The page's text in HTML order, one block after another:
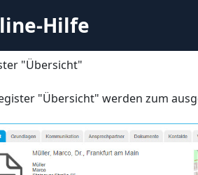
Hilfe
"Übersicht"
"Übersicht" werden zum